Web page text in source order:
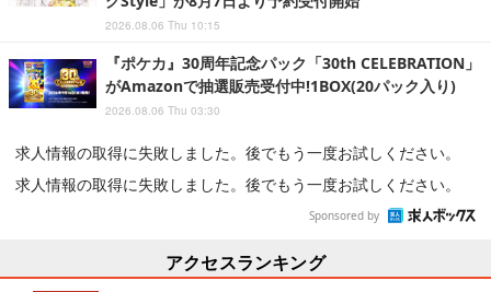
2026.08.06 Thu 10:15
『ポケカ』30周年記念パック「30th CELEBRATION」
がAmazonで抽選販売受付中!1BOX(20パック入り)
2026.08.06 Thu 03:30
求人情報の取得に失敗しました。後でもう一度お試しください。
求人情報の取得に失敗しました。後でもう一度お試しください。
Sponsored by
アクセスランキング